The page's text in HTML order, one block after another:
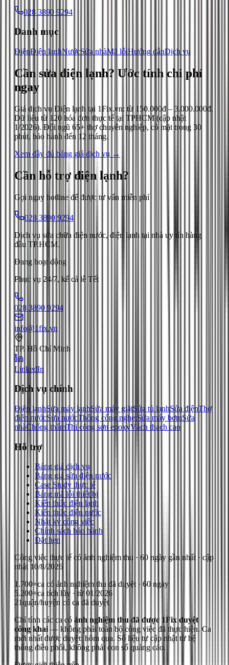
028 3890 9294
Danh mục
ĐiệnĐiện lạnhNướcSửa nhàMã lỗiHướng dẫnDịch vụ
Cần sửa điện lạnh? Ước tính chi phí
ngay
Giá dịch vụ Điện lạnh tại 1Fix.vn: từ 150.000đ – 3.000.000đ.
Dữ liệu từ 120 hóa đơn thực tế tại TPHCM (cập nhật
1/2026). Đội ngũ 65+ thợ chuyên nghiệp, có mặt trong 30
phút, bảo hành đến 12 tháng.
Xem đầy đủ bảng giá dịch vụ →
Cần hỗ trợ điện lạnh?
Gọi ngay hotline để được tư vấn miễn phí
028 3890 9294
Dịch vụ sửa chữa điện nước, điện lạnh tại nhà uy tín hàng
đầu TP.HCM.
Đang hoạt động
Phục vụ 24/7, kể cả lễ Tết
028 3890 9294
info@1fix.vn
TP. Hồ Chí Minh
LinkedIn
Dịch vụ chính
Điện lạnhSửa máy lạnhSửa máy giặtSửa tủ lạnhSửa điệnThợ
điện nướcSửa nướcThông cống nghẹtSửa máy bơmSửa
nhàChống thấmThi công sơn epoxyVách thạch cao
Hỗ trợ
Bảng giá dịch vụ
Bảng giá sửa điện nước
Case Study thực tế
Bảng mã lỗi thiết bị
Kiến thức điện lạnh
Kiến thức điện nước
Nhật ký công việc
Chính sách bảo hành
Đặt hẹn
Công việc thực tế có ảnh nghiệm thu · 60 ngày gần nhất· cập
nhật 10/8/2026
1.700+ca có ảnh nghiệm thu đã duyệt · 60 ngày
5.200+ca tích lũy · từ 01/2026
21quận/huyện có ca đã duyệt
Chỉ tính các ca có ảnh nghiệm thu đã được 1Fix duyệt
công khai— không phải toàn bộ công việc đã thực hiện. Ca
mới nhất được duyệt: hôm qua. Số liệu tự cập nhật từ hệ
thống điều phối, không phải con số quảng cáo.